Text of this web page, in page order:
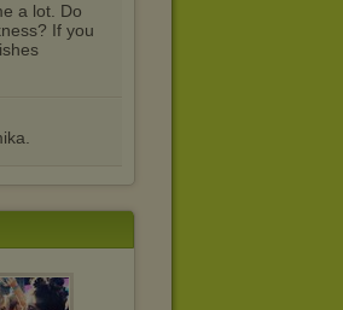
a lot. Do
If you